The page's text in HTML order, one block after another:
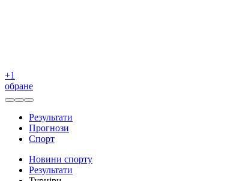
+1
обране
Результати
Прогнози
Спорт
Новини спорту
Результати